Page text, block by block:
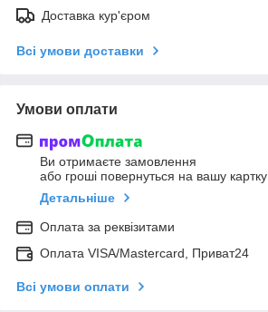
Доставка кур'єром
Всі умови доставки
Умови оплати
Ви отримаєте замовлення
або гроші повернуться на вашу картку
Детальніше
Оплата за реквізитами
Оплата VISA/Mastercard, Приват24
Всі умови оплати